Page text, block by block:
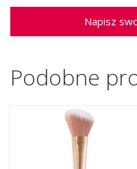
Napisz
Podobne